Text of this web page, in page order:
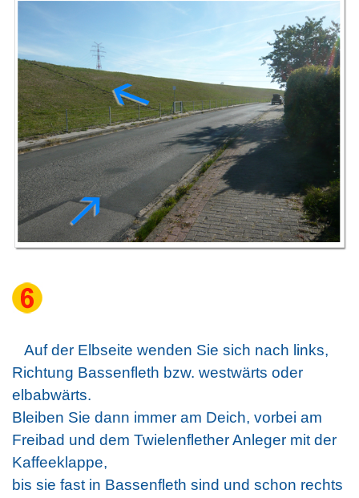
Auf der Elbseite wenden Sie sich nach links,
Richtung Bassenfleth bzw. westwärts oder
elbabwärts.
Bleiben Sie dann immer am Deich, vorbei am
Freibad und dem Twielenflether Anleger mit der
Kaffeeklappe,
bis sie fast in Bassenfleth sind und schon rechts